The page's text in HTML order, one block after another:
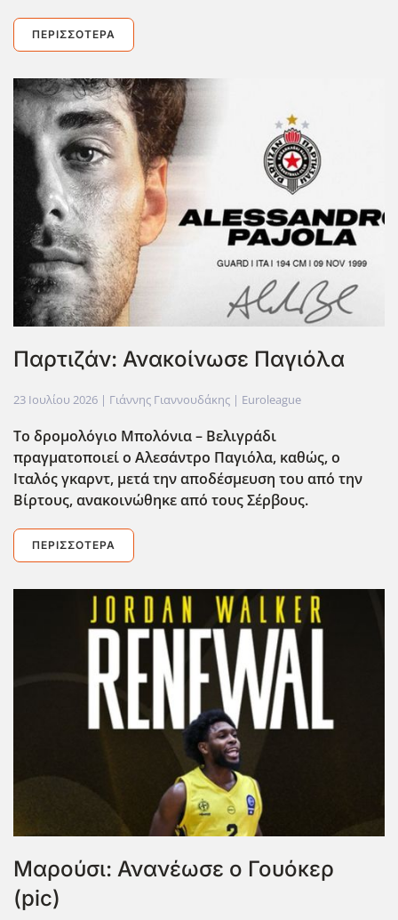
ΠΕΡΙΣΣΌΤΕΡΑ
Παρτιζάν: Ανακοίνωσε Παγιόλα
23 Ιουλίου 2026 | Γιάννης Γιαννουδάκης | Euroleague
Το δρομολόγιο Μπολόνια – Βελιγράδι
πραγματοποιεί ο Αλεσάντρο Παγιόλα, καθώς, ο
Ιταλός γκαρντ, μετά την αποδέσμευση του από την
Βίρτους, ανακοινώθηκε από τους Σέρβους.
ΠΕΡΙΣΣΌΤΕΡΑ
Μαρούσι: Ανανέωσε ο Γουόκερ
(pic)